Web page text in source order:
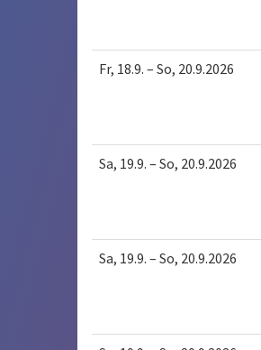
Fr, 18.9. – So, 20.9.2026
Sa, 19.9. – So, 20.9.2026
Sa, 19.9. – So, 20.9.2026